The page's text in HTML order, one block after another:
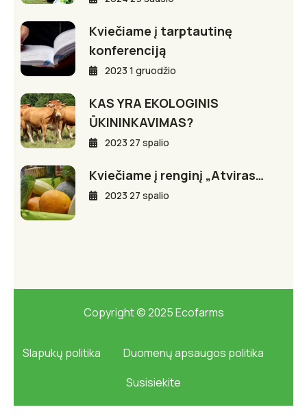
Kviečiame į tarptautinę
konferenciją
2023 1 gruodžio
KAS YRA EKOLOGINIS
ŪKININKAVIMAS?
2023 27 spalio
Kviečiame į renginį „Atviras…
2023 27 spalio
Copyright © 2025 Ecofarms
Slapukų politika
Duomenų apsaugos politika
Susisiekite